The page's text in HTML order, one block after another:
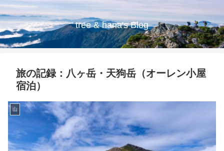
tree & hana's Blog
旅の記録：八ヶ岳・天狗岳（オーレン小屋
宿泊）
山